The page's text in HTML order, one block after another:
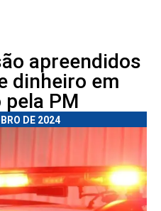
apreendidos
dinheiro em
PM
DE 2024